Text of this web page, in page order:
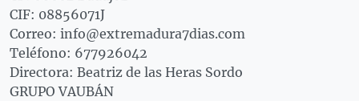
CIF: 08856071J
Correo: info@extremadura7dias.com
Teléfono: 677926042
Directora: Beatriz de las Heras Sordo
GRUPO VAUBÁN